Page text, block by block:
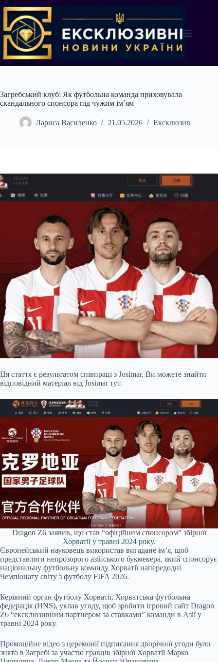
до
вмісту
Загребський клуб: Як футбольна команда приховувала
скандального спонсора під чужим ім’ям
Лариса Василенко 21.05.2026 Ексклюзив
Ця стаття є результатом співпраці з Josimar. Ви можете знайти
відповідний матеріал від Josimar тут.
Dragon Z6 заявив, що став “офіційним спонсором” збірної
Хорватії у травні 2024 року.
Європейський науковець використав вигадане ім’я, щоб
представляти непрозорого азійського букмекера, який спонсорує
національну футбольну команду Хорватії напередодні
Чемпіонату світу з футболу FIFA 2026.
Керівний орган футболу Хорватії, Хорватська футбольна
федерація (HNS), уклав угоду, щоб зробити ігровий сайт Dragon
Z6 “ексклюзивним партнером зa ставками” команди в Азії у
травні 2024 року.
Промоційне відео з церемонії підписання дворічної угоди було
знято в Загребі за участю гравців збірної Хорватії Марко